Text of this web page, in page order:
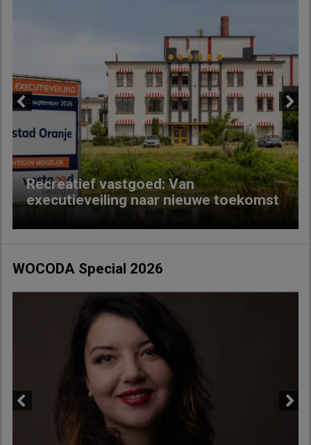
Recreatief vastgoed: Van
executieveiling naar nieuwe toekomst
Next
WOCODA Special 2026